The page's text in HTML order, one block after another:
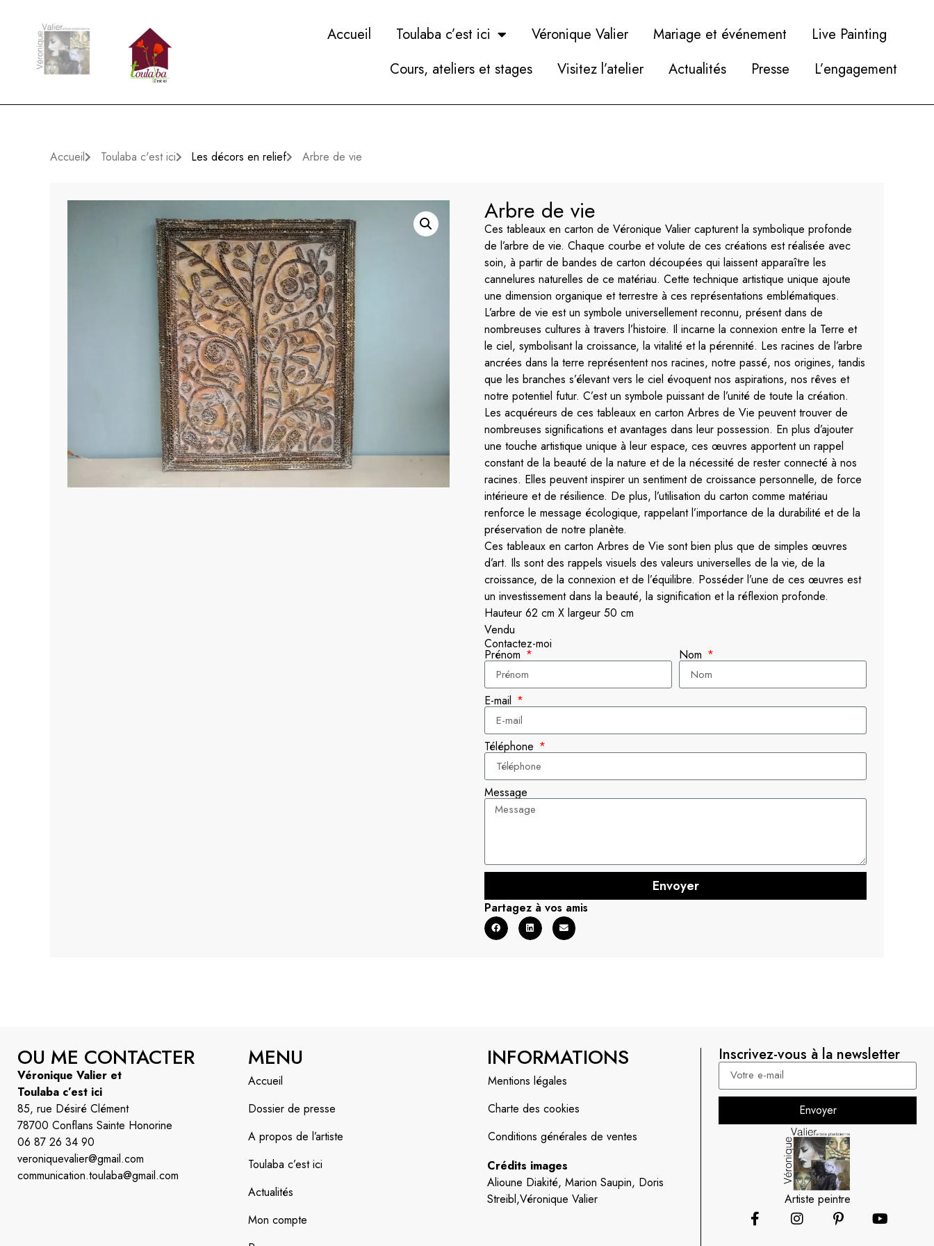
Accueil Toulaba c’est ici Véronique Valier Mariage et événement
Live Painting
Cours, ateliers et stages
Visitez l’atelier Actualités Presse L’engagement
Accueil Toulaba c'est ici Les décors en relief Arbre de vie
Arbre de vie
Ces tableaux en carton de Véronique Valier capturent la symbolique profonde
de l’arbre de vie. Chaque courbe et volute de ces créations est réalisée avec
soin, à partir de bandes de carton découpées qui laissent apparaître les
cannelures naturelles de ce matériau. Cette technique artistique unique ajoute
une dimension organique et terrestre à ces représentations emblématiques.
L’arbre de vie est un symbole universellement reconnu, présent dans de
nombreuses cultures à travers l’histoire. Il incarne la connexion entre la Terre et
le ciel, symbolisant la croissance, la vitalité et la pérennité. Les racines de l’arbre
ancrées dans la terre représentent nos racines, notre passé, nos origines, tandis
que les branches s’élevant vers le ciel évoquent nos aspirations, nos rêves et
notre potentiel futur. C’est un symbole puissant de l’unité de toute la création.
Les acquéreurs de ces tableaux en carton Arbres de Vie peuvent trouver de
nombreuses significations et avantages dans leur possession. En plus d’ajouter
une touche artistique unique à leur espace, ces œuvres apportent un rappel
constant de la beauté de la nature et de la nécessité de rester connecté à nos
racines. Elles peuvent inspirer un sentiment de croissance personnelle, de force
intérieure et de résilience. De plus, l’utilisation du carton comme matériau
renforce le message écologique, rappelant l’importance de la durabilité et de la
préservation de notre planète.
Ces tableaux en carton Arbres de Vie sont bien plus que de simples œuvres
d’art. Ils sont des rappels visuels des valeurs universelles de la vie, de la
croissance, de la connexion et de l’équilibre. Posséder l’une de ces œuvres est
un investissement dans la beauté, la signification et la réflexion profonde.
Hauteur 62 cm X largeur 50 cm
Vendu
Contactez-moi
Prénom Nom
E-mail
Téléphone
Message
Envoyer
Partagez à vos amis
OU ME CONTACTER
Véronique Valier et
Toulaba c’est ici
85, rue Désiré Clément
78700 Conflans Sainte Honorine
06 87 26 34 90
veroniquevalier@gmail.com
communication.toulaba@gmail.com
MENU
Accueil
Dossier de presse
A propos de l’artiste
Toulaba c’est ici
Actualités
Mon compte
INFORMATIONS
Mentions légales
Charte des cookies
Conditions générales de ventes
Crédits images
Alioune Diakité, Marion Saupin, Doris
Streibl,Véronique Valier
Inscrivez-vous à la newsletter
Envoyer
Artiste peintre